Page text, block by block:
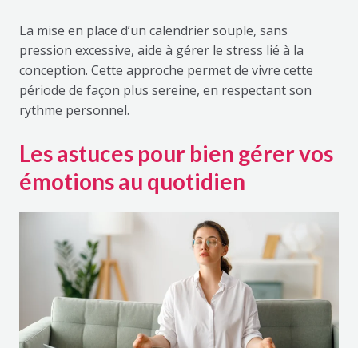
La mise en place d’un calendrier souple, sans
pression excessive, aide à gérer le stress lié à la
conception. Cette approche permet de vivre cette
période de façon plus sereine, en respectant son
rythme personnel.
Les astuces pour bien gérer vos
émotions au quotidien